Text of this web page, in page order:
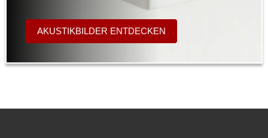
AKUSTIKBILDER ENTDECKEN